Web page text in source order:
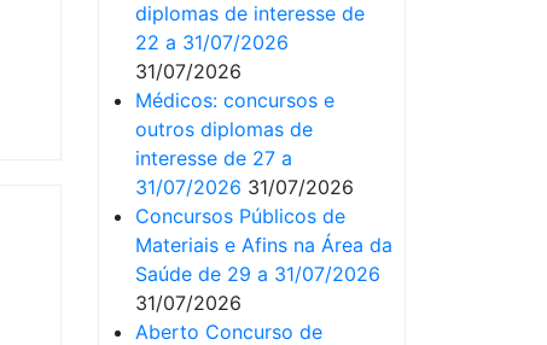
diplomas de interesse de
22 a 31/07/2026
31/07/2026
Médicos: concursos e
outros diplomas de
interesse de 27 a
31/07/2026 31/07/2026
Concursos Públicos de
Materiais e Afins na Área da
Saúde de 29 a 31/07/2026
31/07/2026
Aberto Concurso de